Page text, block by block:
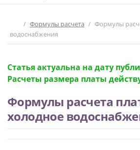
/ Формулы расчета / Формулы
водоснабжения
Статья актуальна на дату
Расчеты размера платы
Формулы расчета
холодное